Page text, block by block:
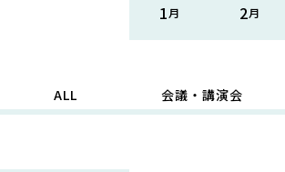
1 2
ALL 会議・講演会